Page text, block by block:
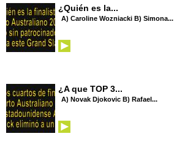
¿Quién es la...
A) Caroline Wozniacki B) Simona...
¿A que TOP 3...
A) Novak Djokovic B) Rafael...